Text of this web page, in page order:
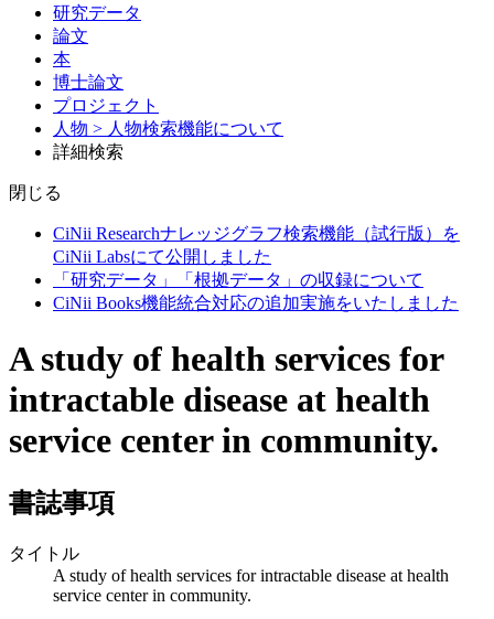
研究データ
論文
本
博士論文
プロジェクト
人物 > 人物検索機能について
詳細検索
閉じる
CiNii Researchナレッジグラフ検索機能（試行版）を
CiNii Labsにて公開しました
「研究データ」「根拠データ」の収録について
CiNii Books機能統合対応の追加実施をいたしました
A study of health services for
intractable disease at health
service center in community.
書誌事項
タイトル
A study of health services for intractable disease at health
service center in community.